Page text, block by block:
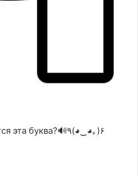
٩(◕‿◕｡)۶ 🔊Как произносится эта буква?🔊٩(◕‿◕｡)۶